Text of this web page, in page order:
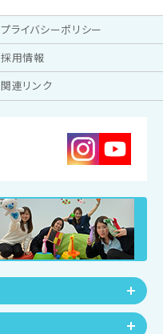
プライバシーポリシー
採用情報
関連リンク